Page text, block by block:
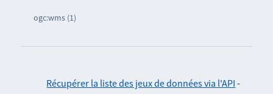
ogc:wms (1)
Récupérer la liste des jeux de données via l'API -